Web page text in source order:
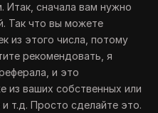
Итак, сначала вам нужно
Так что вы можете
из этого числа, потому
рекомендовать, я
и это
из ваших собственных или
т.д. Просто сделайте это.